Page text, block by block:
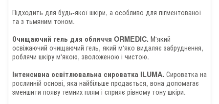
Підходить для будь-якої шкіри, а особливо для пігментованої
та з тьмяним тоном.
Очищаючий гель для обличчя ORMEDIC. М'який
освіжаючий очищаючий гель, який м'яко видаляє забруднення,
роблячи шкіру м'якою, зволоженою і чистою.
Інтенсивна освітлювальна сироватка ILUMA. Сироватка на
рослинній основі, яка найбільше продається, вона допомагає
зменшити появу темних плям і сприяє рівному тону шкіри.